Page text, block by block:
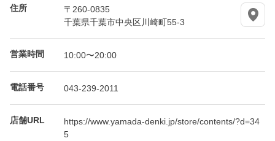
住所
〒260-0835
千葉県千葉市中央区川崎町55-3
営業時間 10:00〜20:00
電話番号 043-239-2011
店舗URL
https://www.yamada-denki.jp/store/contents/?d=34
5